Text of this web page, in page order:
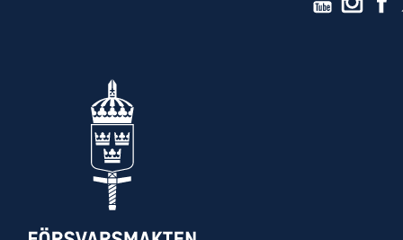
lösningsorienterat sätt. Ditt arbetssätt
målmedvetenhet som gör att du håller
du har påbörjat. Som ledare känner du
för ditt team, där du engagerar dig i
skapar en trygg arbetsmiljö.
Övrigt
Anställningsform: Tillsvidareanställning